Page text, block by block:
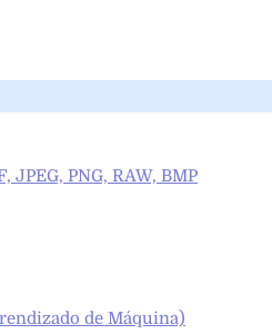
JPEG, PNG, RAW, BMP
de Máquina)